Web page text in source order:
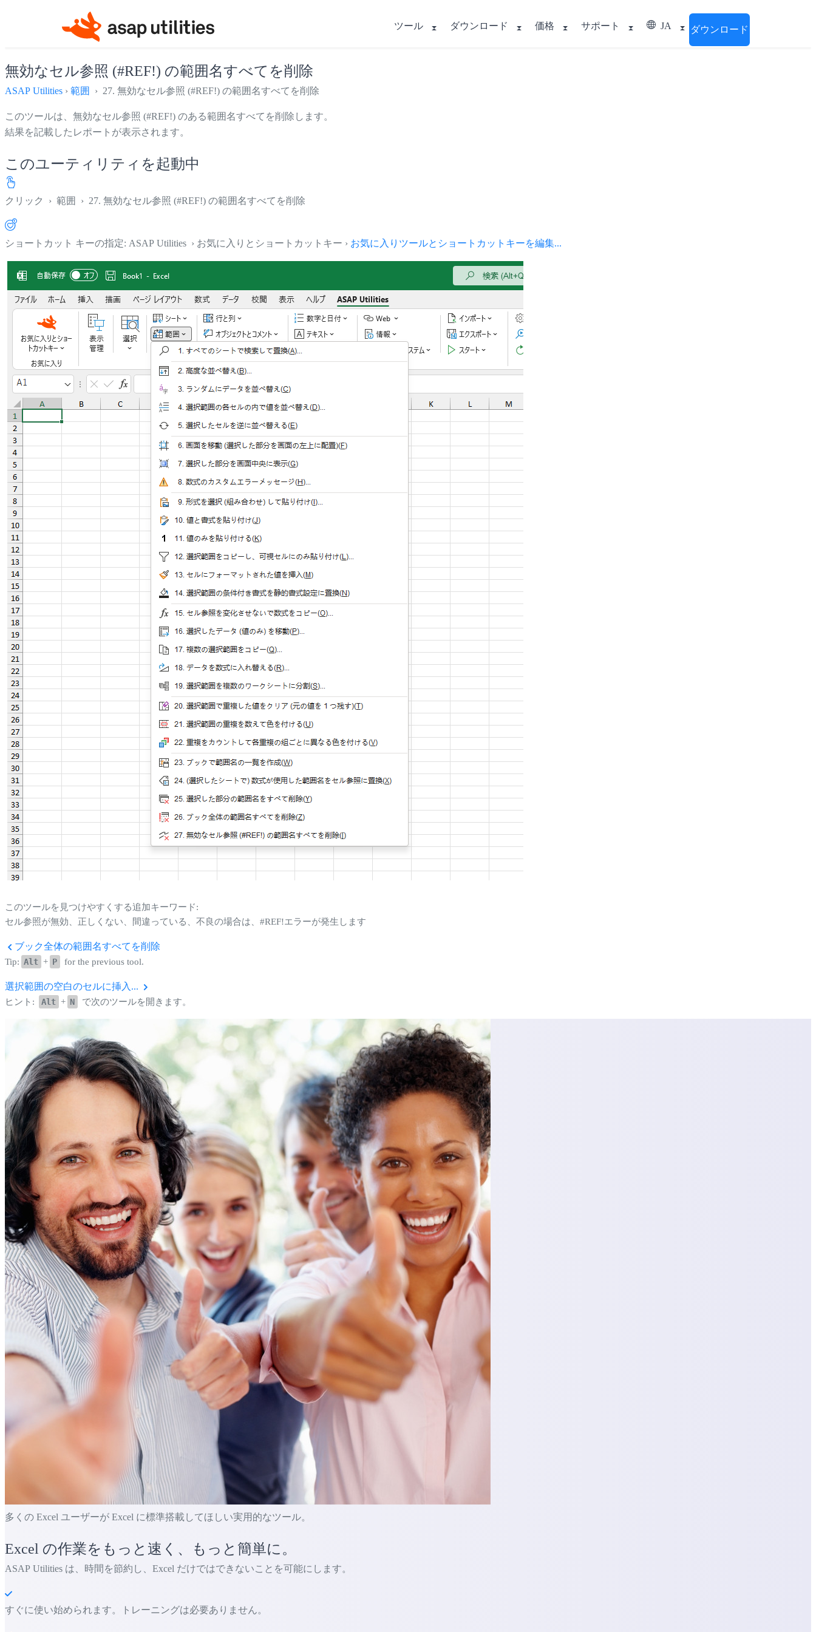
ツール ダウンロード 価格 サポート JA ダウンロード
無効なセル参照 (#REF!) の範囲名すべてを削除
ASAP Utilities › 範囲 › 27. 無効なセル参照 (#REF!) の範囲名すべてを削除
このツールは、無効なセル参照 (#REF!) のある範囲名すべてを削除します。
結果を記載したレポートが表示されます。
このユーティリティを起動中
クリック › 範囲 › 27. 無効なセル参照 (#REF!) の範囲名すべてを削除
ショートカット キーの指定: ASAP Utilities › お気に入りとショートカットキー › お気に入りツールとショートカットキーを編集...
このツールを見つけやすくする追加キーワード:
セル参照が無効、正しくない、間違っている、不良の場合は、#REF!エラーが発生します
ブック全体の範囲名すべてを削除
Tip: Alt + P for the previous tool.
選択範囲の空白のセルに挿入...
ヒント: Alt + N で次のツールを開きます。
多くの Excel ユーザーが Excel に標準搭載してほしい実用的なツール。
Excel の作業をもっと速く、もっと簡単に。
ASAP Utilities は、時間を節約し、Excel だけではできないことを可能にします。
すぐに使い始められます。トレーニングは必要ありません。